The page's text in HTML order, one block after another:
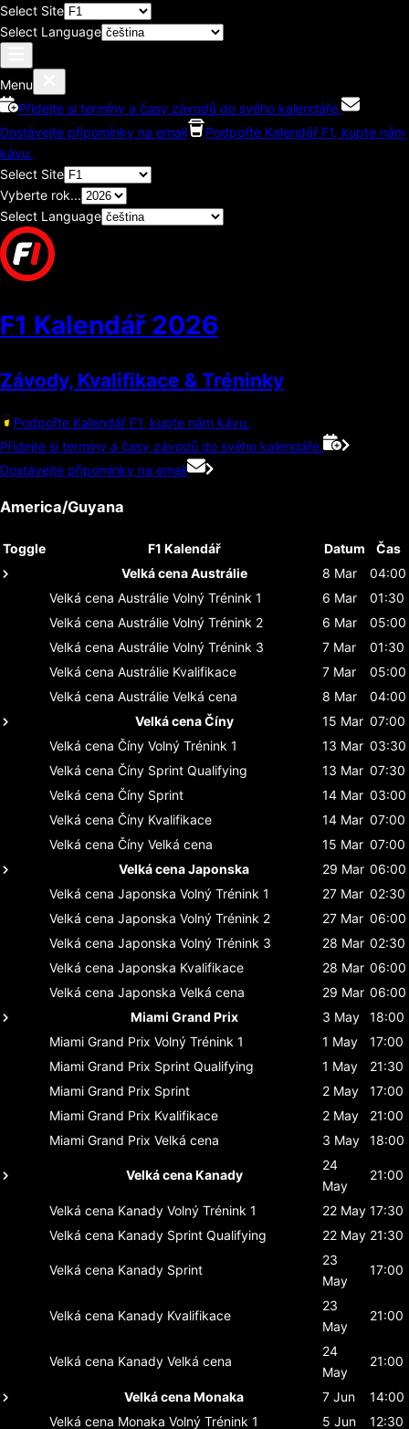
Select Site
Select Language
Menu
Přidejte si termíny a časy závodů do svého kalendáře.
Dostávejte připomínky na email
Podpořte Kalendář F1, kupte nám
kávu.
Select Site
Vyberte rok...
Select Language
F1 Kalendář 2026
Závody, Kvalifikace & Tréninky
Podpořte Kalendář F1, kupte nám kávu.
Přidejte si termíny a časy závodů do svého kalendáře.
Dostávejte připomínky na email
America/Guyana
Toggle F1 Kalendář Datum
Čas
Velká cena Austrálie
8 Mar
04:00
Velká cena Austrálie Volný Trénink 1 6 Mar
01:30
Velká cena Austrálie Volný Trénink 2 6 Mar
05:00
Velká cena Austrálie Volný Trénink 3 7 Mar
01:30
Velká cena Austrálie Kvalifikace 7 Mar
05:00
Velká cena Austrálie Velká cena 8 Mar
04:00
Velká cena Číny
15 Mar 07:00
Velká cena Číny Volný Trénink 1 13 Mar 03:30
Velká cena Číny Sprint Qualifying 13 Mar 07:30
Velká cena Číny Sprint 14 Mar 03:00
Velká cena Číny Kvalifikace 14 Mar 07:00
Velká cena Číny Velká cena 15 Mar 07:00
Velká cena Japonska
29 Mar 06:00
Velká cena Japonska Volný Trénink 1 27 Mar 02:30
Velká cena Japonska Volný Trénink 2 27 Mar 06:00
Velká cena Japonska Volný Trénink 3 28 Mar 02:30
Velká cena Japonska Kvalifikace 28 Mar 06:00
Velká cena Japonska Velká cena 29 Mar 06:00
Miami Grand Prix
3 May
18:00
Miami Grand Prix Volný Trénink 1 1 May
17:00
Miami Grand Prix Sprint Qualifying 1 May
21:30
Miami Grand Prix Sprint 2 May
17:00
Miami Grand Prix Kvalifikace 2 May
21:00
Miami Grand Prix Velká cena 3 May 18:00
Velká cena Kanady
24
May
21:00
Velká cena Kanady Volný Trénink 1 22 May 17:30
Velká cena Kanady Sprint Qualifying 22 May 21:30
Velká cena Kanady Sprint
23
May
17:00
Velká cena Kanady Kvalifikace
23
May
21:00
Velká cena Kanady Velká cena
24
May
21:00
Velká cena Monaka 7 Jun
14:00
Velká cena Monaka Volný Trénink 1 5 Jun
12:30